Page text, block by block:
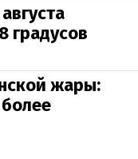
градусов
жары: